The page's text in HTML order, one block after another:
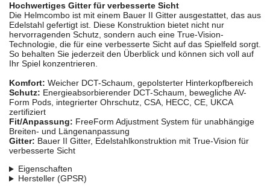
Hochwertiges Gitter für verbesserte Sicht
Die Helmcombo ist mit einem Bauer II Gitter ausgestattet, das aus
Edelstahl gefertigt ist. Diese Konstruktion bietet nicht nur
hervorragenden Schutz, sondern auch eine True-Vision-
Technologie, die für eine verbesserte Sicht auf das Spielfeld sorgt.
So behalten Sie jederzeit den Überblick und können sich voll auf
Ihr Spiel konzentrieren.
Komfort: Weicher DCT-Schaum, gepolsterter Hinterkopfbereich
Schutz: Energieabsorbierender DCT-Schaum, bewegliche AV-
Form Pods, integrierter Ohrschutz, CSA, HECC, CE, UKCA
zertifiziert
Fit/Anpassung: FreeForm Adjustment System für unabhängige
Breiten- und Längenanpassung
Gitter: Bauer II Gitter, Edelstahlkonstruktion mit True-Vision für
verbesserte Sicht
Eigenschaften
Hersteller (GPSR)